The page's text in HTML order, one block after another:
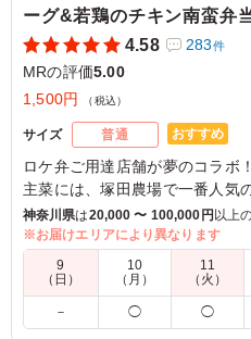
ーグ&若鶏のチキン南蛮弁
4.58
283件
MRの評価5.00
1,500円
（税込）
サイズ 普通 おすすめ
ロケ弁ご用達店舗が夢のコラボ！
主菜には、塚田農場で一番人気
州産黒毛和牛と宮崎県産のブラ
特製ハンバーグを贅沢に盛り合
オーベルジーヌの特製欧風カレ
パイスの香りと深いコクが最大
ご飯とはもちろん、主菜とも相
タルタルソースと絡めて、お好
神奈川県は20,000 〜 100,000円以上
※お届けエリアにより異なります
9
（日）
10
（月）
11
（火）
－ ◯ ◯